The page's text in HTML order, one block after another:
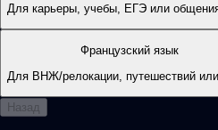
Для карьеры, учебы, ЕГЭ или
Французский язык
Для ВНЖ/релокации, путешествий
Назад